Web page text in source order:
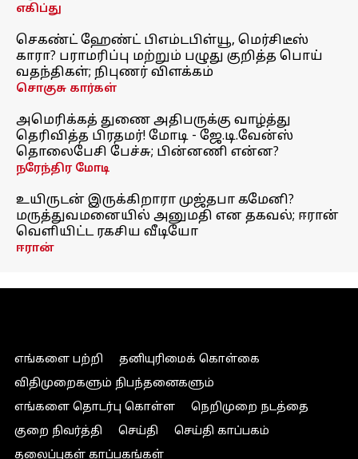
எகிப்து
செகண்ட் ஹேண்ட் பிஎம்டபிள்யூ, மெர்சிடீஸ்
காரா? பராமரிப்பு மற்றும் பழுது குறித்த பொய்
வதந்திகள்; நிபுணர் விளக்கம்
சொகுசு கார்கள்
அமெரிக்கத் துணை அதிபருக்கு வாழ்த்து
தெரிவித்த பிரதமர்! மோடி - ஜே.டி.வேன்ஸ்
தொலைபேசி பேச்சு; பின்னணி என்ன?
நரேந்திர மோடி
உயிருடன் இருக்கிறாரா முஜ்தபா கமேனி?
மருத்துவமனையில் அனுமதி என தகவல்; ஈரான்
வெளியிட்ட ரகசிய வீடியோ
ஈரான்
எங்களை பற்றி
தனியுரிமைக் கொள்கை
விதிமுறைகளும் நிபந்தனைகளும்
எங்களை தொடர்பு கொள்ள
நெறிமுறை நடத்தை
குறை நிவர்த்தி
செய்தி
செய்தி காப்பகம்
தலைப்புகள் காப்பகங்கள்